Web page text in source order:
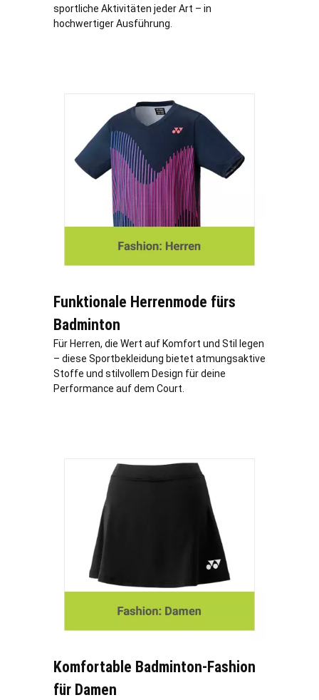
sportliche Aktivitäten jeder Art – in
hochwertiger Ausführung.
Funktionale Herrenmode fürs
Badminton
Für Herren, die Wert auf Komfort und Stil legen
– diese Sportbekleidung bietet atmungsaktive
Stoffe und stilvollem Design für deine
Performance auf dem Court.
Komfortable Badminton-Fashion
für Damen